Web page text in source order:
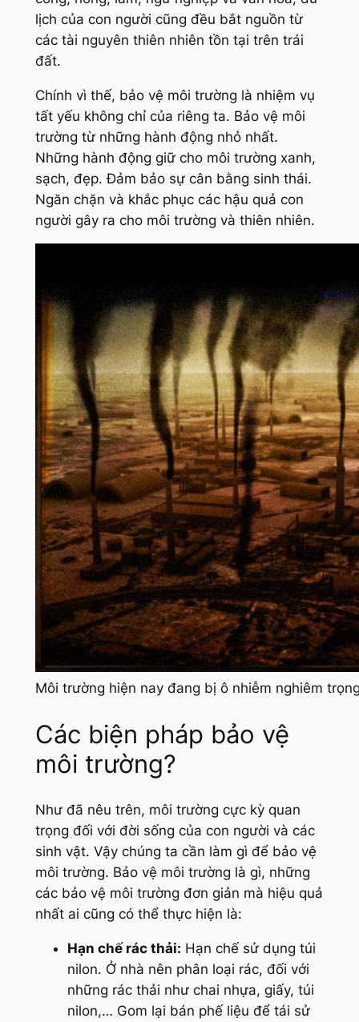
lịch của con người cũng đều bắt nguồn từ
các tài nguyên thiên nhiên tồn tại trên trái
đất.
Chính vì thế, bảo vệ môi trường là nhiệm vụ
tất yếu không chỉ của riêng ta. Bảo vệ môi
trường từ những hành động nhỏ nhất.
Những hành động giữ cho môi trường xanh,
sạch, đẹp. Đảm bảo sự cân bằng sinh thái.
Ngăn chặn và khắc phục các hậu quả con
người gây ra cho môi trường và thiên nhiên.
Môi trường hiện nay đang bị ô nhiễm nghiêm
Các biện pháp bảo vệ
môi trường?
Như đã nêu trên, môi trường cực kỳ quan
trọng đối với đời sống của con người và các
sinh vật. Vậy chúng ta cần làm gì để bảo vệ
môi trường. Bảo vệ môi trường là gì, những
các bảo vệ môi trường đơn giản mà hiệu quả
nhất ai cũng có thể thực hiện là:
Hạn chế rác thải: Hạn chế sử dụng túi
nilon. Ở nhà nên phân loại rác, đối với
những rác thải như chai nhựa, giấy, túi
nilon,… Gom lại bán phế liệu để tái sử